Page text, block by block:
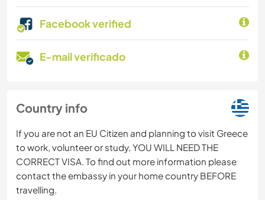
Facebook verified
E-mail verificado
Country info
If you are not an EU Citizen and planning to visit Greece
to work, volunteer or study, YOU WILL NEED THE
CORRECT VISA. To find out more information please
contact the embassy in your home country BEFORE
travelling.